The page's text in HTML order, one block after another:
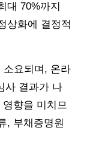
대 70%까지
상화에 결정적
소요되며, 온라
사 결과가 나
향을 미치므
, 부채증명원